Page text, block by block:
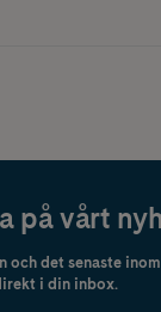
på vårt
och det senaste
i din inbox.